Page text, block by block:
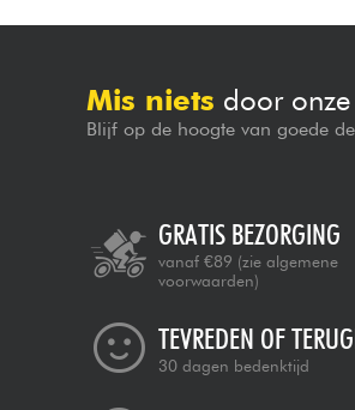
Mis niets door
Blijf op de hoogte van goede
GRATIS BEZORGING
vanaf €89 (zie algemene
voorwaarden)
TEVREDEN OF
30 dagen bedenktijd